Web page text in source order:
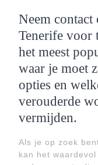
Neem contact
Tenerife voor
het meest
waar je moet
opties en
verouderde
vermijden.
Als je op zoek
kan het